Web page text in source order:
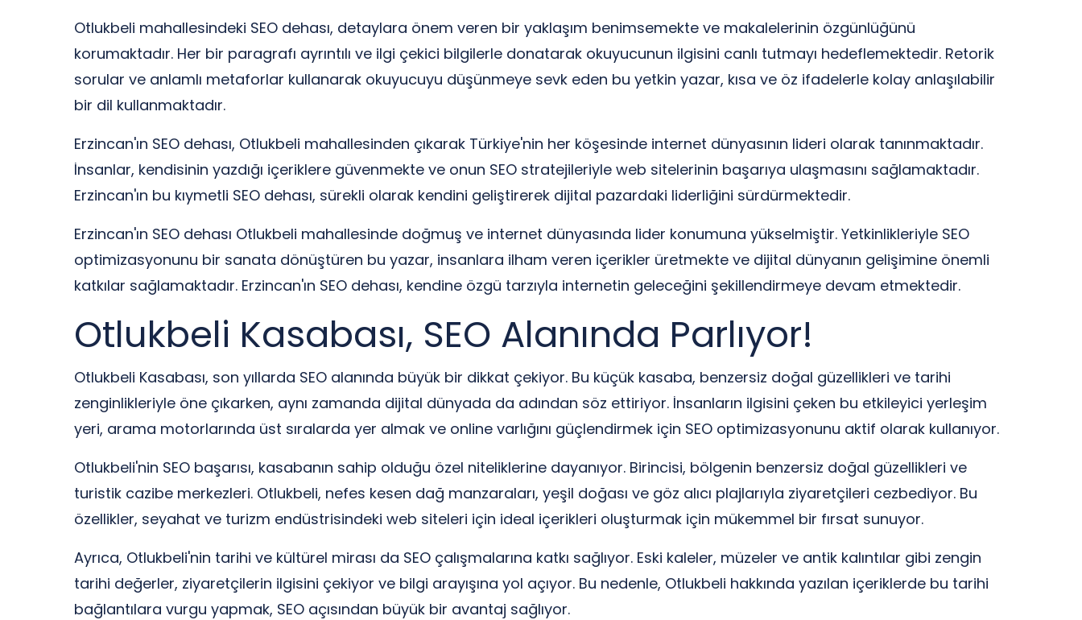
Otlukbeli mahallesindeki SEO dehası, detaylara önem veren bir yaklaşım benimsemekte ve makalelerinin özgünlüğünü
korumaktadır. Her bir paragrafı ayrıntılı ve ilgi çekici bilgilerle donatarak okuyucunun ilgisini canlı tutmayı hedeflemektedir. Retorik
sorular ve anlamlı metaforlar kullanarak okuyucuyu düşünmeye sevk eden bu yetkin yazar, kısa ve öz ifadelerle kolay anlaşılabilir
bir dil kullanmaktadır.
Erzincan'ın SEO dehası, Otlukbeli mahallesinden çıkarak Türkiye'nin her köşesinde internet dünyasının lideri olarak tanınmaktadır.
İnsanlar, kendisinin yazdığı içeriklere güvenmekte ve onun SEO stratejileriyle web sitelerinin başarıya ulaşmasını sağlamaktadır.
Erzincan'ın bu kıymetli SEO dehası, sürekli olarak kendini geliştirerek dijital pazardaki liderliğini sürdürmektedir.
Erzincan'ın SEO dehası Otlukbeli mahallesinde doğmuş ve internet dünyasında lider konumuna yükselmiştir. Yetkinlikleriyle SEO
optimizasyonunu bir sanata dönüştüren bu yazar, insanlara ilham veren içerikler üretmekte ve dijital dünyanın gelişimine önemli
katkılar sağlamaktadır. Erzincan'ın SEO dehası, kendine özgü tarzıyla internetin geleceğini şekillendirmeye devam etmektedir.
Otlukbeli Kasabası, SEO Alanında Parlıyor!
Otlukbeli Kasabası, son yıllarda SEO alanında büyük bir dikkat çekiyor. Bu küçük kasaba, benzersiz doğal güzellikleri ve tarihi
zenginlikleriyle öne çıkarken, aynı zamanda dijital dünyada da adından söz ettiriyor. İnsanların ilgisini çeken bu etkileyici yerleşim
yeri, arama motorlarında üst sıralarda yer almak ve online varlığını güçlendirmek için SEO optimizasyonunu aktif olarak kullanıyor.
Otlukbeli'nin SEO başarısı, kasabanın sahip olduğu özel niteliklerine dayanıyor. Birincisi, bölgenin benzersiz doğal güzellikleri ve
turistik cazibe merkezleri. Otlukbeli, nefes kesen dağ manzaraları, yeşil doğası ve göz alıcı plajlarıyla ziyaretçileri cezbediyor. Bu
özellikler, seyahat ve turizm endüstrisindeki web siteleri için ideal içerikleri oluşturmak için mükemmel bir fırsat sunuyor.
Ayrıca, Otlukbeli'nin tarihi ve kültürel mirası da SEO çalışmalarına katkı sağlıyor. Eski kaleler, müzeler ve antik kalıntılar gibi zengin
tarihi değerler, ziyaretçilerin ilgisini çekiyor ve bilgi arayışına yol açıyor. Bu nedenle, Otlukbeli hakkında yazılan içeriklerde bu tarihi
bağlantılara vurgu yapmak, SEO açısından büyük bir avantaj sağlıyor.